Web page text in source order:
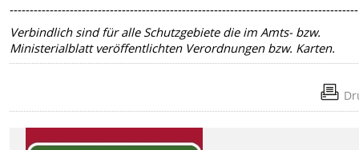
---------------------------------------------------------------------------------------
Verbindlich sind für alle Schutzgebiete die im Amts- bzw.
Ministerialblatt veröffentlichten Verordnungen bzw. Karten.